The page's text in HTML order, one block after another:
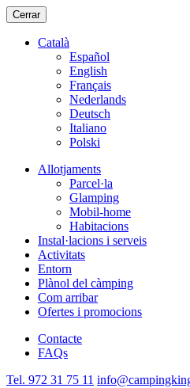
Cerrar
Català
Español
English
Français
Nederlands
Deutsch
Italiano
Polski
Allotjaments
Parcel·la
Glamping
Mobil-home
Habitacions
Instal·lacions i serveis
Activitats
Entorn
Plànol del càmping
Com arribar
Ofertes i promocions
Contacte
FAQs
Tel. 972 31 75 11